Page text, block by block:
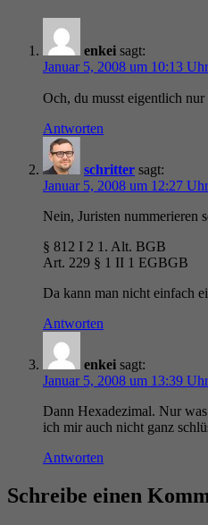
enkei sagt:
Januar 5, 2008 um 10:13 Uhr
Och, du musst eigentlich nur
Antworten
schritter sagt:
Januar 5, 2008 um 12:27 Uhr
Nein, Juristen nummerieren
§ 812 I 2 1. Alt. BGB
Art. 229 § 1 II 1 EGBGB
Da kann man nicht einfach
Antworten
enkei sagt:
Januar 5, 2008 um 13:39 Uhr
Dann Hexadezimal. Nur
ich mir auch nicht ganz
Antworten
Schreibe einen